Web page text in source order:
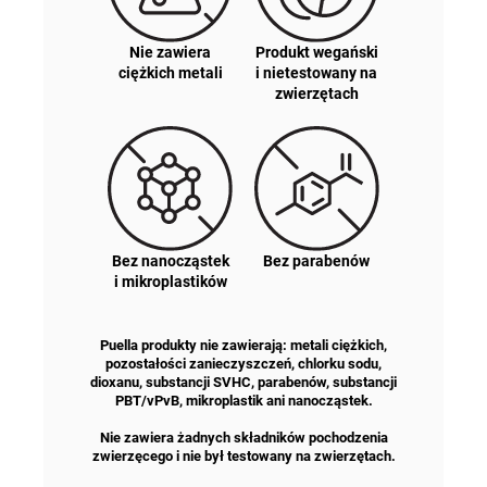
Nie zawiera
ciężkich metali
Produkt wegański
i nietestowany na
zwierzętach
Bez nanocząstek
i mikroplastików
Bez parabenów
Puella produkty nie zawierają: metali ciężkich,
pozostałości zanieczyszczeń, chlorku sodu,
dioxanu, substancji SVHC, parabenów, substancji
PBT/vPvB, mikroplastik ani nanocząstek.
Nie zawiera żadnych składników pochodzenia
zwierzęcego i nie był testowany na zwierzętach.